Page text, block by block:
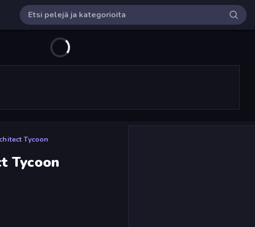
Tycoon
Tycoon